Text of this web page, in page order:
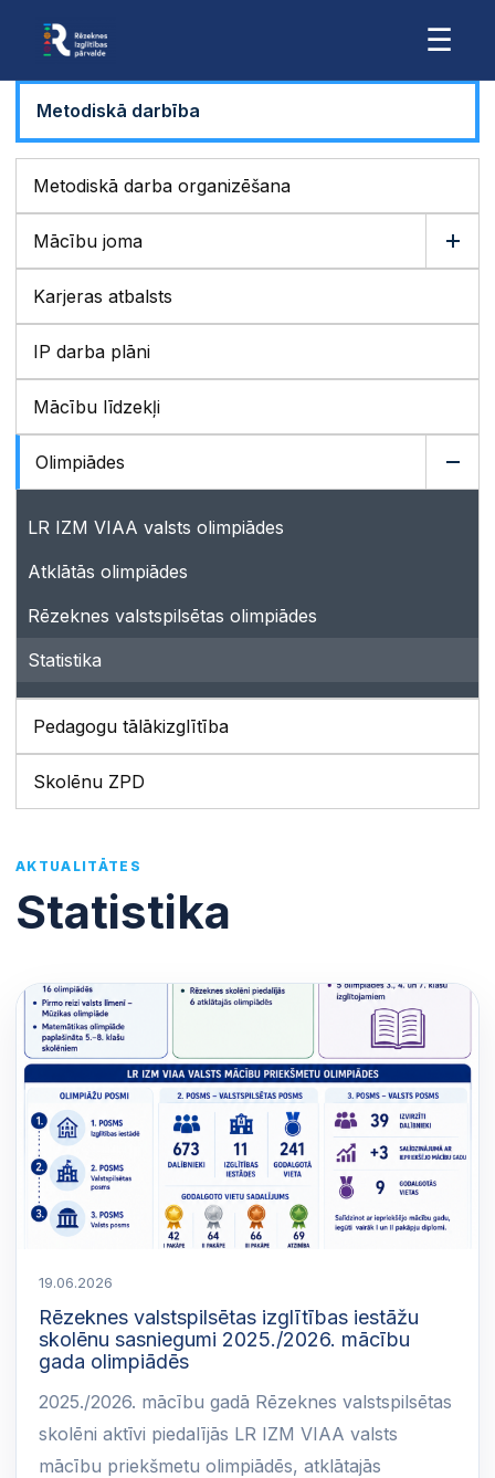
☰
Metodiskā darbība
Metodiskā darba organizēšana
Mācību joma
Karjeras atbalsts
IP darba plāni
Mācību līdzekļi
Olimpiādes
LR IZM VIAA valsts olimpiādes
Atklātās olimpiādes
Rēzeknes valstspilsētas olimpiādes
Statistika
Pedagogu tālākizglītība
Skolēnu ZPD
AKTUALITĀTES
Statistika
19.06.2026
Rēzeknes valstspilsētas izglītības iestāžu
skolēnu sasniegumi 2025./2026. mācību
gada olimpiādēs
2025./2026. mācību gadā Rēzeknes valstspilsētas
skolēni aktīvi piedalījās LR IZM VIAA valsts
mācību priekšmetu olimpiādēs, atklātajās